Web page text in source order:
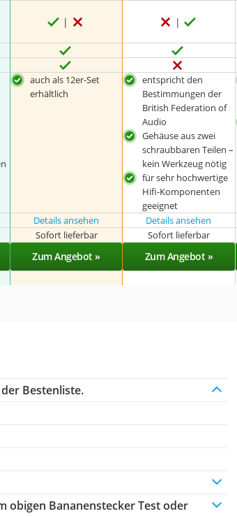
auch als 12er-Set
erhältlich
entspricht den
Bestimmungen der
British Federation of
Audio
Gehäuse aus zwei
schraubbaren Teilen –
kein Werkzeug nötig
für sehr hochwertige
Hifi-Komponenten
geeignet
Details ansehen Details ansehen
Sofort lieferbar Sofort lieferbar
Zum Angebot » Zum Angebot »
Bestenliste.
obigen Bananenstecker Test oder